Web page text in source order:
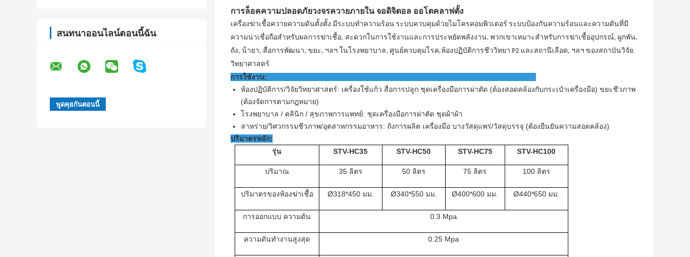
สนทนาออนไลน์ตอนนี้ฉัน
การล็อคความปลอดภัยวงจรควายภายใน จอดิจิตอล ออโตคลาฟตั้ง
เครื่องฆ่าเชื้อควายความดันตั้งตั้ง มีระบบทําความร้อน ระบบควบคุมด้วยไมโครคอมพิวเตอร์ ระบบป้องกันความร้อนและความดันที่มี
ความน่าเชื่อถือสําหรับผลการฆ่าเชื้อ, สะดวกในการใช้งานและการประหยัดพลังงาน. พวกเขาเหมาะสําหรับการฆ่าเชื้ออุปกรณ์, ผูกพัน,
ถัง, น้ํายา, สื่อการพัฒนา, ขยะ, ฯลฯ ในโรงพยาบาล, ศูนย์ควบคุมโรค,ห้องปฏิบัติการชีววิทยา P2 และสถานีเลือด, ฯลฯ ของสถาบันวิจัย
วิทยาศาสตร์
การใช้งาน:
ห้องปฏิบัติการ/วิจัยวิทยาศาสตร์: เครื่องใช้แก้ว สื่อการปลูก ชุดเครื่องมือการผ่าตัด (ต้องสอดคล้องกับกระเป๋าเครื่องมือ) ขยะชีวภาพ
(ต้องจัดการตามกฎหมาย)
โรงพยาบาล / คลินิก / สุขภาพการแพทย์: ชุดเครื่องมือการผ่าตัด ชุดผ้าผ้า
สาหร่าย/วิศวกรรมชีวภาพ/อุตสาหกรรมอาหาร: ถังการผลิต เครื่องมือ บางวัสดุแพร่/วัสดุบรรจุ (ต้องยืนยันความสอดคล้อง)
ปริมาตรหลัก:
รุ่น
STV-HC35 STV-HC50 STV-HC75 STV-HC100
ปริมาณ 35 ลิตร 50 ลิตร 75 ลิตร 100 ลิตร
ปริมาตรของห้องฆ่าเชื้อ Ø318*450 มม. Ø340*550 มม. Ø400*600 มม. Ø440*650 มม.
การออกแบบ ความดัน 0.3 Mpa
ความดันทํางานสูงสุด 0.25 Mpa